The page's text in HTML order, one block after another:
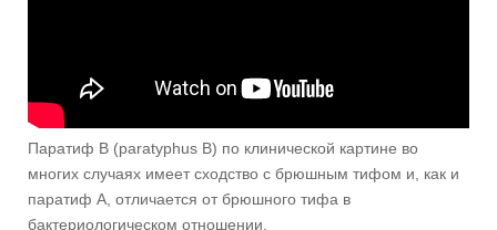
Паратиф В (paratyphus В) по клинической картине во
многих случаях имеет сходство с брюшным тифом и, как и
паратиф А, отличается от брюшного тифа в
бактериологическом отношении.